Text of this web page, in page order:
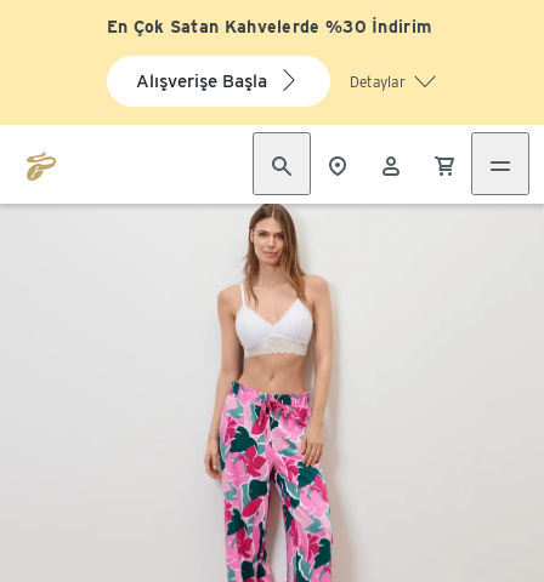
En Çok Satan Kahvelerde %30 İndirim
Alışverişe Başla Detaylar